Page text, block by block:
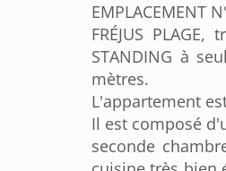
EMPLACEMENT
FRÉJUS
STANDING à
mètres.
L'appartement
Il est composé
seconde